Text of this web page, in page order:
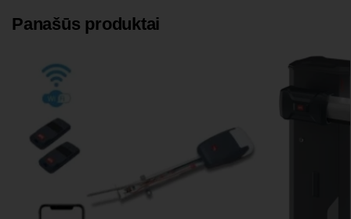
Panašūs produktai